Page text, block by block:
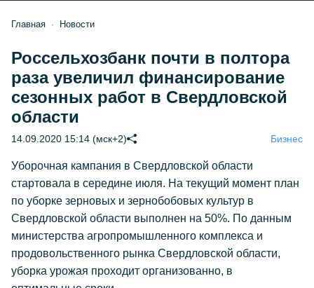
Главная Новости
Россельхозбанк почти в полтора
раза увеличил финансирование
сезонных работ в Свердловской
области
14.09.2020 15:14 (мск+2) Бизнес
Уборочная кампания в Свердловской области
стартовала в середине июля. На текущий момент план
по уборке зерновых и зернобобовых культур в
Свердловской области выполнен на 50%. По данным
министерства агропромышленного комплекса и
продовольственного рынка Свердловской области,
уборка урожая проходит организованно, в